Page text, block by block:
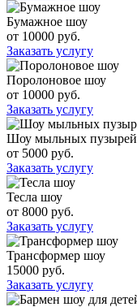
Бумажное шоу
от 10000 руб.
Заказать услугу
Поролоновое шоу
от 10000 руб.
Заказать услугу
Шоу мыльных пузырей
от 5000 руб.
Заказать услугу
Тесла шоу
от 8000 руб.
Заказать услугу
Трансформер шоу
15000 руб.
Заказать услугу